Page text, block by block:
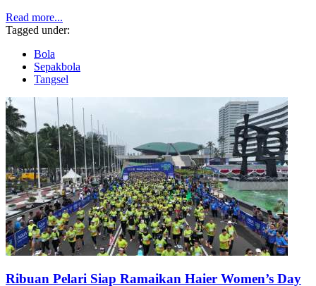
Read more...
Tagged under:
Bola
Sepakbola
Tangsel
Ribuan Pelari Siap Ramaikan Haier Women’s Day